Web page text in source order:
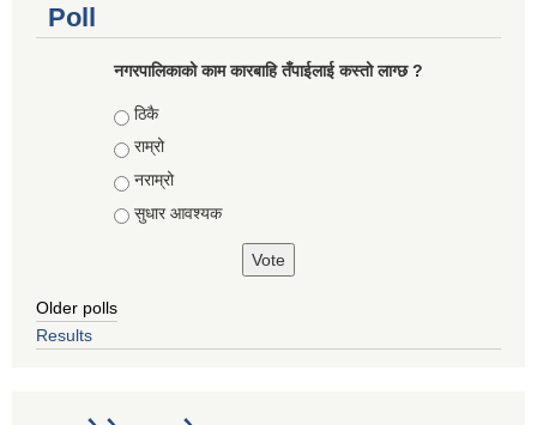
Poll
नगरपालिकाको काम कारबाहि तँपाईलाई कस्तो लाग्छ ?
Choices
ठिकै
राम्रो
नराम्रो
सुधार आवश्यक
Older polls
Results